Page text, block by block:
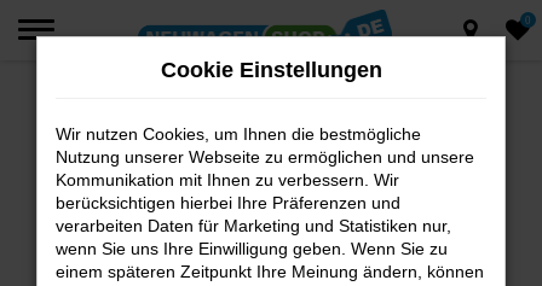
Zum
0
Fehler: Network Error
Beim Laden ist ein Fehler aufgetreten.
Hier sind ein paar Tipps, die dir helfen können:
Überprüfe deine Firewall und deine
Internetverbindung.
Cookie Einstellungen
Wir nutzen Cookies, um Ihnen die bestmögliche
Nutzung unserer Webseite zu ermöglichen und unsere
Kommunikation mit Ihnen zu verbessern. Wir
berücksichtigen hierbei Ihre Präferenzen und
verarbeiten Daten für Marketing und Statistiken nur,
wenn Sie uns Ihre Einwilligung geben. Wenn Sie zu
einem späteren Zeitpunkt Ihre Meinung ändern, können